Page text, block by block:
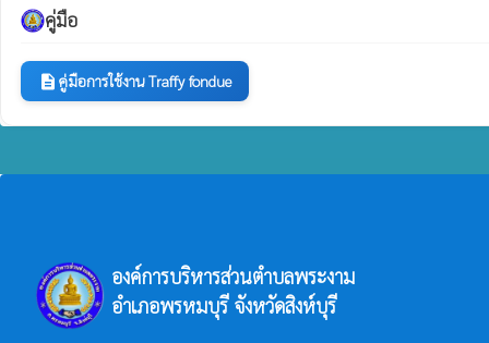
คู่มือ
description คู่มือการใช้งาน Traffy fondue
องค์การบริหารส่วนตำบลพระงาม
อำเภอพรหมบุรี จังหวัดสิงห์บุรี